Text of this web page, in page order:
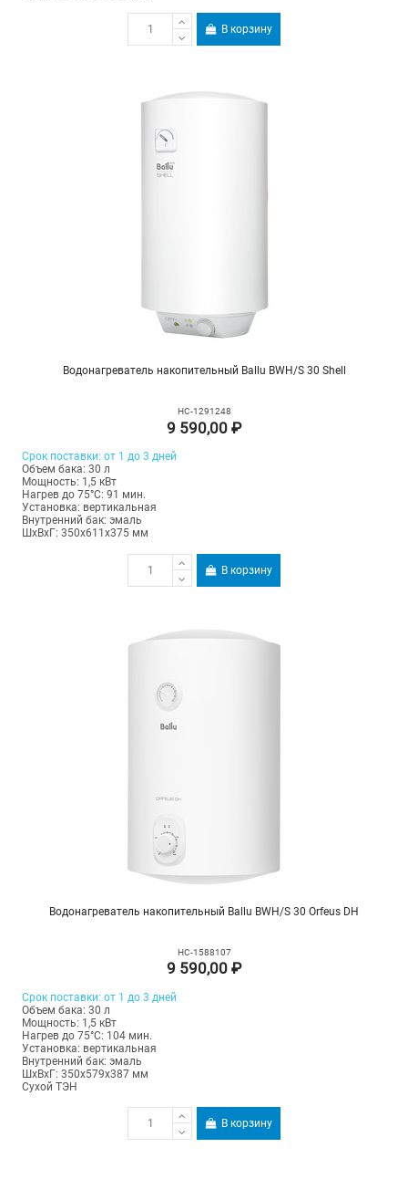
В корзину
Водонагреватель накопительный Ballu BWH/S 30 Shell
НС-1291248
9 590,00 ₽
Срок поставки: от 1 до 3 дней
Объем бака: 30 л
Мощность: 1,5 кВт
Нагрев до 75°С: 91 мин.
Установка: вертикальная
Внутренний бак: эмаль
ШхВхГ: 350х611х375 мм
В корзину
Водонагреватель накопительный Ballu BWH/S 30 Orfeus DH
НС-1588107
9 590,00 ₽
Срок поставки: от 1 до 3 дней
Объем бака: 30 л
Мощность: 1,5 кВт
Нагрев до 75°С: 104 мин.
Установка: вертикальная
Внутренний бак: эмаль
ШхВхГ: 350х579х387 мм
Сухой ТЭН
В корзину